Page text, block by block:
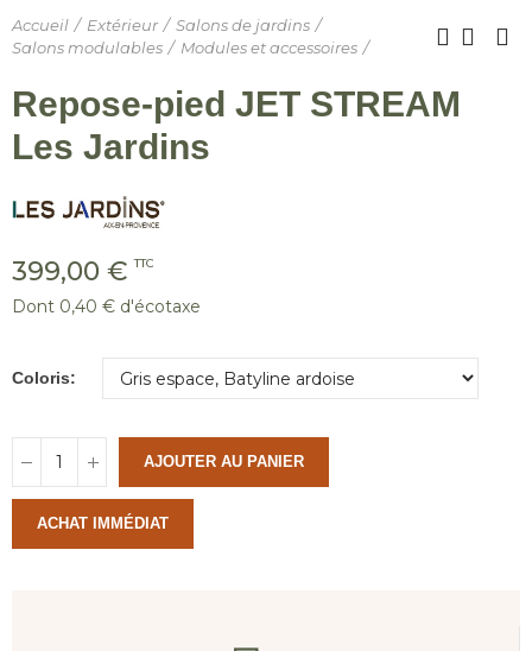
Accueil Extérieur
Salons de jardins
Salons modulables
Modules et accessoires
Repose-pied JET STREAM
Les Jardins
399,00 € TTC
Dont 0,40 € d'écotaxe
Coloris
AJOUTER AU PANIER
ACHAT IMMÉDIAT